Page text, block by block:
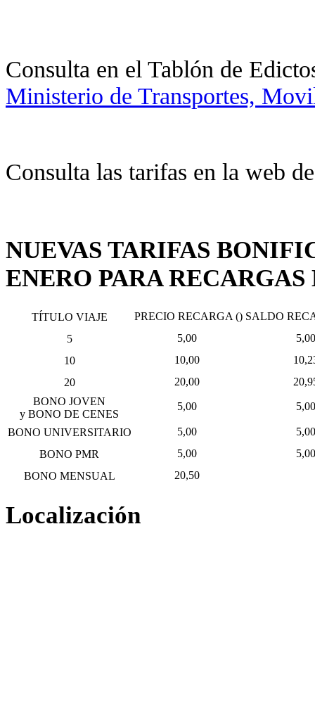
Consulta en el Tablón de
Ministerio de Transportes,
Consulta las tarifas en la web
NUEVAS TARIFAS
ENERO PARA
TÍTULO VIAJE PRECIO RECARGA () SALDO
5
5,00 
5,00
10
10,00 
20
20,00 
BONO JOVEN
y BONO DE CENES
5,00  5,00
BONO UNIVERSITARIO 5,00 
5,00
BONO PMR
5,00 
5,00
BONO MENSUAL
20,50 
Localización